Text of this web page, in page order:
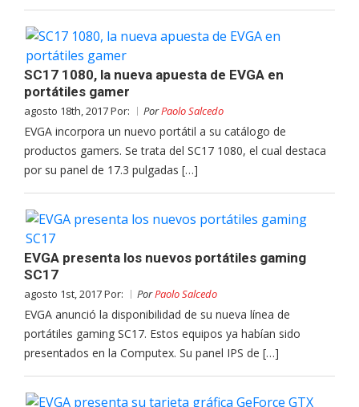
SC17 1080, la nueva apuesta de EVGA en
portátiles gamer
agosto 18th, 2017 Por: PorPaolo Salcedo
EVGA incorpora un nuevo portátil a su catálogo de
productos gamers. Se trata del SC17 1080, el cual destaca
por su panel de 17.3 pulgadas […]
EVGA presenta los nuevos portátiles gaming
SC17
agosto 1st, 2017 Por: PorPaolo Salcedo
EVGA anunció la disponibilidad de su nueva línea de
portátiles gaming SC17. Estos equipos ya habían sido
presentados en la Computex. Su panel IPS de […]